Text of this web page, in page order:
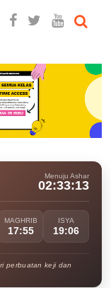
Menuju Ashar
02:33:11
MAGHRIB
17:55
ISYA
19:06
perbuatan keji dan